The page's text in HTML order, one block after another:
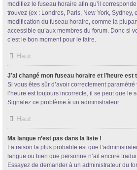
modifiez le fuseau horaire afin qu’il
trouvez (ex : Londres, Paris, New York, Sydney,
modification du fuseau horaire, comme la
accessible qu’aux membres du forum. Donc si
c’est le bon moment pour le faire.
Haut
J’ai changé mon fuseau horaire et l’heure
Si vous êtes sûr d’avoir correctement
l’heure est toujours incorrecte, il se peut que le
Signalez ce problème à un administrateur.
Haut
Ma langue n’est pas dans la liste !
La raison la plus probable est que
langue ou bien que personne n’ait encore
Essayez de demander à un administrateur du